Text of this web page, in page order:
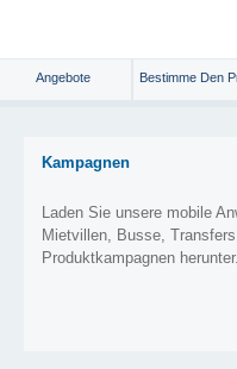
Angebote Bestimme Den
Kampagnen
Laden Sie unsere mobile
Mietvillen, Busse,
Produktkampagnen herunter.